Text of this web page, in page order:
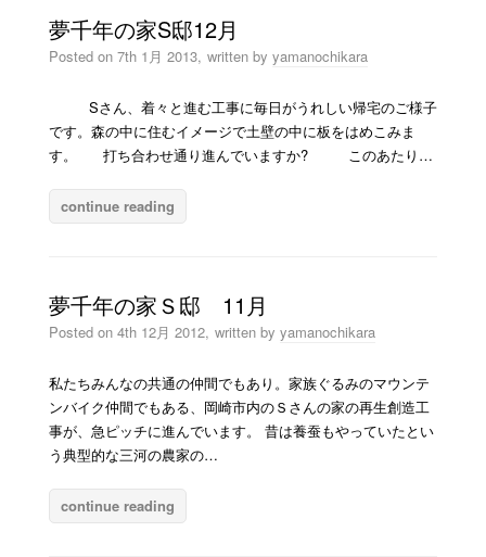
夢千年の家S邸12月
Posted on7th 1月 2013, written by yamanochikara
Sさん、着々と進む工事に毎日がうれしい帰宅のご様子
です。森の中に住むイメージで土壁の中に板をはめこみま
す。 打ち合わせ通り進んでいますか? このあたり…
continue reading
夢千年の家Ｓ邸 11月
Posted on4th 12月 2012, written by yamanochikara
私たちみんなの共通の仲間でもあり。家族ぐるみのマウンテ
ンバイク仲間でもある、岡崎市内のＳさんの家の再生創造工
事が、急ピッチに進んでいます。 昔は養蚕もやっていたとい
う典型的な三河の農家の…
continue reading